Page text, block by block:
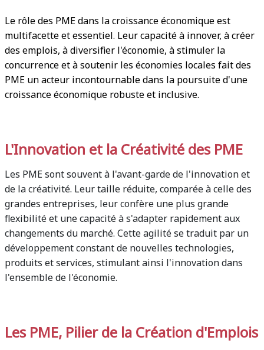
Le rôle des PME dans la croissance économique est
multifacette et essentiel. Leur capacité à innover, à créer
des emplois, à diversifier l'économie, à stimuler la
concurrence et à soutenir les économies locales fait des
PME un acteur incontournable dans la poursuite d'une
croissance économique robuste et inclusive.
L'Innovation et la Créativité des PME
Les PME sont souvent à l'avant-garde de l'innovation et
de la créativité. Leur taille réduite, comparée à celle des
grandes entreprises, leur confère une plus grande
flexibilité et une capacité à s'adapter rapidement aux
changements du marché. Cette agilité se traduit par un
développement constant de nouvelles technologies,
produits et services, stimulant ainsi l'innovation dans
l'ensemble de l'économie.
Les PME, Pilier de la Création d'Emplois